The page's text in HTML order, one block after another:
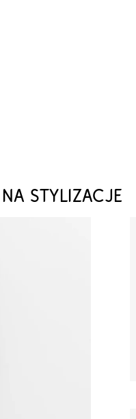
STYLIZACJE